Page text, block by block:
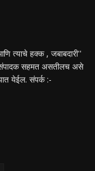
त्याचे हक्क , जबाबदारी''
सहमत असतीलच असे
येईल. संपर्क :-